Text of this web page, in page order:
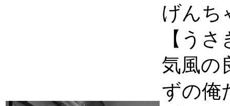
げんち
【う
気風の
ずの俺